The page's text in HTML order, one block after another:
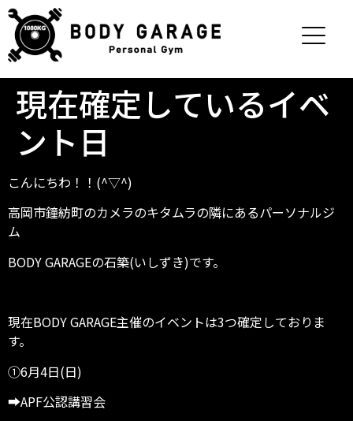
現在確定しているイベ
ント日
こんにちわ！！(^▽^)
高岡市鐘紡町のカメラのキタムラの隣にあるパーソナルジ
ム
BODY GARAGEの石築(いしずき)です。
現在BODY GARAGE主催のイベントは3つ確定しておりま
す。
①6月4日(日)
➡APF公認講習会